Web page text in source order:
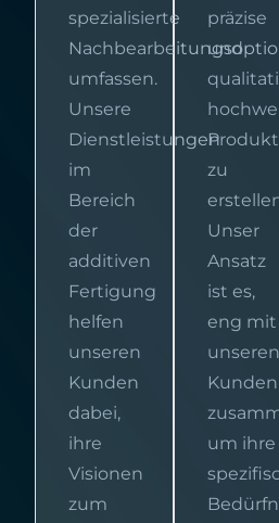
spezialisierte
umfassen.
Unsere
Dienstleistungen
im
Bereich
der
additiven
Fertigung
helfen
unseren
Kunden
dabei,
ihre
Visionen
zum
präzise
und
zu
Unser
Ansatz
ist es,
eng mit
unseren
Kunden
um ihre